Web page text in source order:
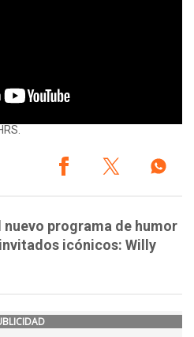
programa de humor
icónicos: Willy